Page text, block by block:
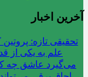
آخرین اخبار
تحقیقی تازه:
علم به یکی از
می‌گیرد عاشق چه